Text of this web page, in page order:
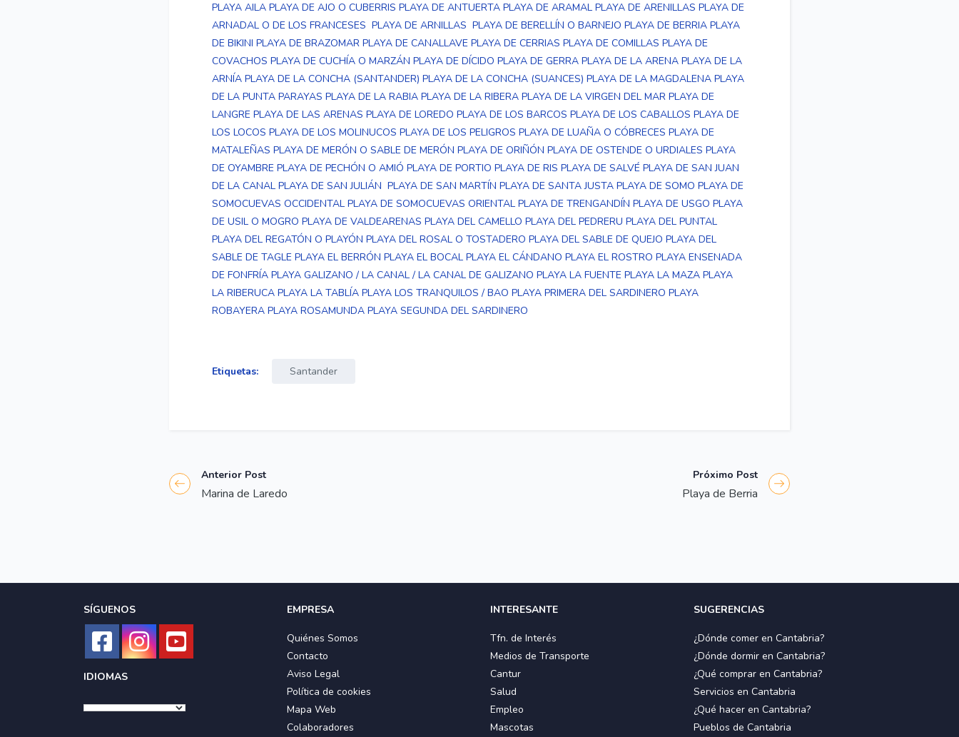
PLAYA AILA PLAYA DE AJO O CUBERRIS PLAYA DE ANTUERTA PLAYA DE ARAMAL PLAYA DE ARENILLAS PLAYA DE
ARNADAL O DE LOS FRANCESES PLAYA DE ARNILLAS PLAYA DE BERELLÍN O BARNEJO PLAYA DE BERRIA PLAYA
DE BIKINI PLAYA DE BRAZOMAR PLAYA DE CANALLAVE PLAYA DE CERRIAS PLAYA DE COMILLAS PLAYA DE
COVACHOS PLAYA DE CUCHÍA O MARZÁN PLAYA DE DÍCIDO PLAYA DE GERRA PLAYA DE LA ARENA PLAYA DE LA
ARNÍA PLAYA DE LA CONCHA (SANTANDER) PLAYA DE LA CONCHA (SUANCES) PLAYA DE LA MAGDALENA PLAYA
DE LA PUNTA PARAYAS PLAYA DE LA RABIA PLAYA DE LA RIBERA PLAYA DE LA VIRGEN DEL MAR PLAYA DE
LANGRE PLAYA DE LAS ARENAS PLAYA DE LOREDO PLAYA DE LOS BARCOS PLAYA DE LOS CABALLOS PLAYA DE
LOS LOCOS PLAYA DE LOS MOLINUCOS PLAYA DE LOS PELIGROS PLAYA DE LUAÑA O CÓBRECES PLAYA DE
MATALEÑAS PLAYA DE MERÓN O SABLE DE MERÓN PLAYA DE ORIÑÓN PLAYA DE OSTENDE O URDIALES PLAYA
DE OYAMBRE PLAYA DE PECHÓN O AMIÓ PLAYA DE PORTIO PLAYA DE RIS PLAYA DE SALVÉ PLAYA DE SAN JUAN
DE LA CANAL PLAYA DE SAN JULIÁN PLAYA DE SAN MARTÍN PLAYA DE SANTA JUSTA PLAYA DE SOMO PLAYA DE
SOMOCUEVAS OCCIDENTAL PLAYA DE SOMOCUEVAS ORIENTAL PLAYA DE TRENGANDÍN PLAYA DE USGO PLAYA
DE USIL O MOGRO PLAYA DE VALDEARENAS PLAYA DEL CAMELLO PLAYA DEL PEDRERU PLAYA DEL PUNTAL
PLAYA DEL REGATÓN O PLAYÓN PLAYA DEL ROSAL O TOSTADERO PLAYA DEL SABLE DE QUEJO PLAYA DEL
SABLE DE TAGLE PLAYA EL BERRÓN PLAYA EL BOCAL PLAYA EL CÁNDANO PLAYA EL ROSTRO PLAYA ENSENADA
DE FONFRÍA PLAYA GALIZANO / LA CANAL / LA CANAL DE GALIZANO PLAYA LA FUENTE PLAYA LA MAZA PLAYA
LA RIBERUCA PLAYA LA TABLÍA PLAYA LOS TRANQUILOS / BAO PLAYA PRIMERA DEL SARDINERO PLAYA
ROBAYERA PLAYA ROSAMUNDA PLAYA SEGUNDA DEL SARDINERO
Etiquetas: Santander
Anterior Post
Marina de Laredo
Próximo Post
Playa de Berria
SÍGUENOS
IDIOMAS
EMPRESA
Quiénes Somos
Contacto
Aviso Legal
Política de cookies
Mapa Web
Colaboradores
INTERESANTE
Tfn. de Interés
Medios de Transporte
Cantur
Salud
Empleo
Mascotas
SUGERENCIAS
¿Dónde comer en Cantabria?
¿Dónde dormir en Cantabria?
¿Qué comprar en Cantabria?
Servicios en Cantabria
¿Qué hacer en Cantabria?
Pueblos de Cantabria